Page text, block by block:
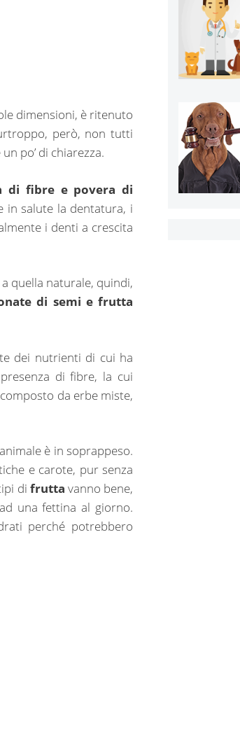
dimensioni, è ritenuto
però, non tutti
po’ di chiarezza.
di fibre e povera di
in salute la dentatura, i
i denti a crescita
quella naturale, quindi,
di semi e frutta
dei nutrienti di cui ha
di fibre, la cui
da erbe miste,
è in soprappeso.
e carote, pur senza
di frutta vanno bene,
una fettina al giorno.
perché potrebbero